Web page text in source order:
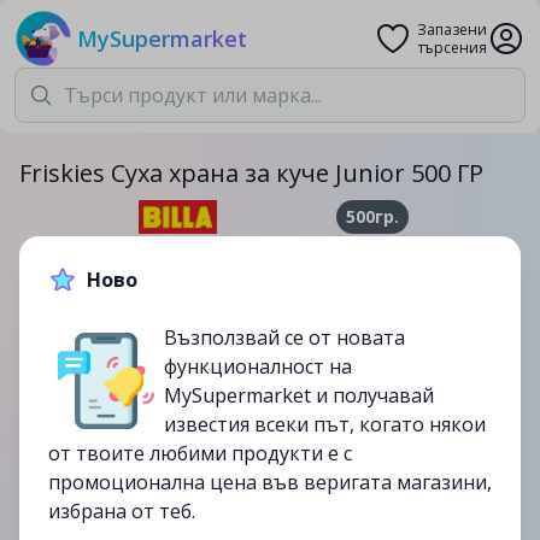
MySupermarket
Запазени
търсения
Friskies Суха храна за куче Junior 500 ГР
500гр.
2.49лв.
06/08
Ново
Възползвай се от новата
функционалност на
MySupermarket и получавай
известия всеки път, когато някои
от твоите любими продукти е с
промоционална цена във веригата магазини,
избрана от теб.